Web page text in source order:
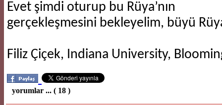
Evet şimdi oturup bu Rüya’nın
gerçekleşmesini bekleyelim, büyü
​Filiz Çiçek, Indiana University,
yorumlar ... ( 18 )